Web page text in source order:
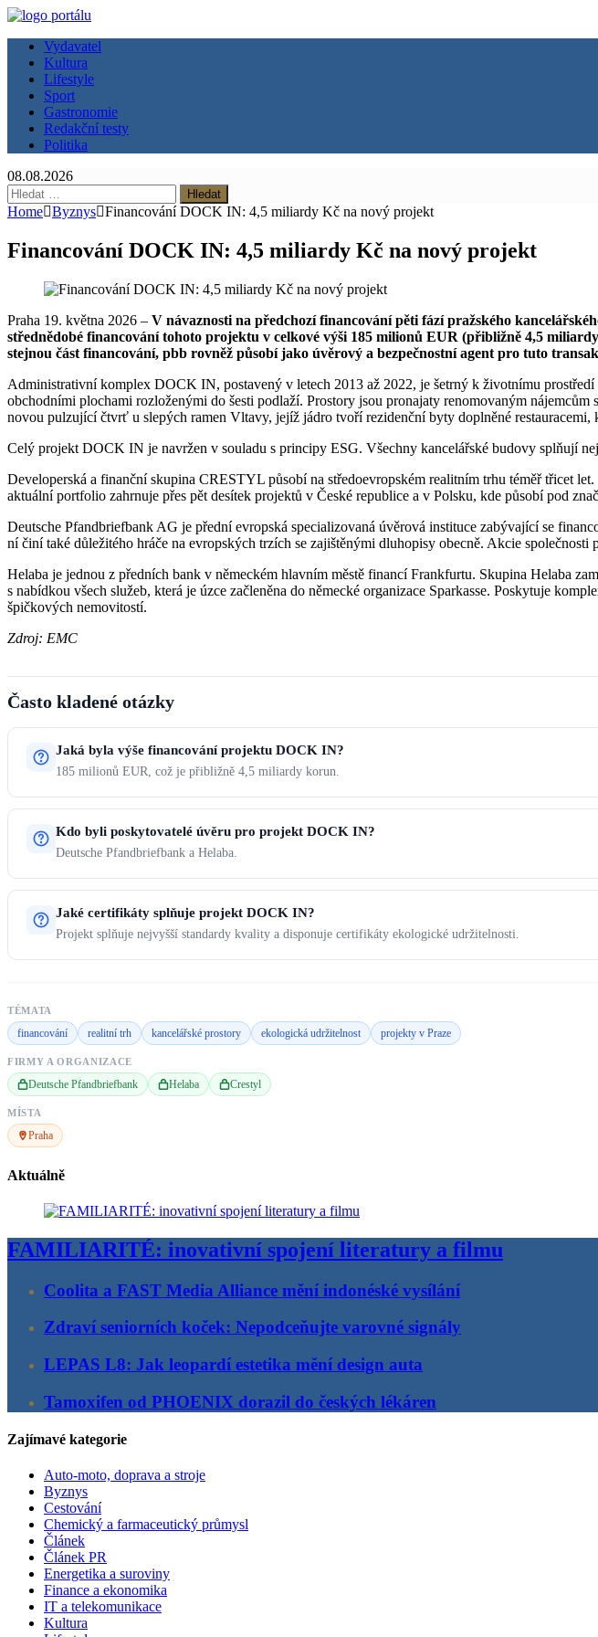
Vydavatel
Kultura
Lifestyle
Sport
Gastronomie
Redakční testy
Politika
08.08.2026
Vyhledávání
Home Byznys Financování DOCK IN: 4,5 miliardy Kč na nový projekt
Financování DOCK IN: 4,5 miliardy Kč na nový projekt
Praha 19. května 2026 – V návaznosti na předchozí financování pěti fází pražského
střednědobé financování tohoto projektu v celkové výši 185 milionů EUR (přibližně 4,5
stejnou část financování, pbb rovněž působí jako úvěrový a bezpečnostní agent pro tuto
Administrativní komplex DOCK IN, postavený v letech 2013 až 2022, je šetrný k životnímu
obchodními plochami rozloženými do šesti podlaží. Prostory jsou pronajaty renomovaným
novou pulzující čtvrť u slepých ramen Vltavy, jejíž jádro tvoří rezidenční byty doplněné restauracemi,
Celý projekt DOCK IN je navržen v souladu s principy ESG. Všechny kancelářské budovy splňují
Developerská a finanční skupina CRESTYL působí na středoevropském realitním trhu téměř třicet
aktuální portfolio zahrnuje přes pět desítek projektů v České republice a v Polsku, kde působí pod
Deutsche Pfandbriefbank AG je přední evropská specializovaná úvěrová instituce zabývající se
ní činí také důležitého hráče na evropských trzích se zajištěnými dluhopisy obecně. Akcie společnosti
Helaba je jednou z předních bank v německém hlavním městě financí Frankfurtu. Skupina Helaba
s nabídkou všech služeb, která je úzce začleněna do německé organizace Sparkasse. Poskytuje
špičkových nemovitostí.
Zdroj: EMC
Často kladené otázky
Jaká byla výše financování projektu DOCK IN?
185 milionů EUR, což je přibližně 4,5 miliardy korun.
Kdo byli poskytovatelé úvěru pro projekt DOCK IN?
Deutsche Pfandbriefbank a Helaba.
Jaké certifikáty splňuje projekt DOCK IN?
Projekt splňuje nejvyšší standardy kvality a disponuje certifikáty ekologické udržitelnosti.
TÉMATA
financování realitní trh kancelářské prostory ekologická udržitelnost projekty v Praze
FIRMY A ORGANIZACE
Deutsche Pfandbriefbank Helaba Crestyl
MÍSTA
Praha
Aktuálně
FAMILIARITÉ: inovativní spojení literatury a filmu
Coolita a FAST Media Alliance mění indonéské vysílání
Zdraví seniorních koček: Nepodceňujte varovné signály
LEPAS L8: Jak leopardí estetika mění design auta
Tamoxifen od PHOENIX dorazil do českých lékáren
Zajímavé kategorie
Auto-moto, doprava a stroje
Byznys
Cestování
Chemický a farmaceutický průmysl
Článek
Článek PR
Energetika a suroviny
Finance a ekonomika
IT a telekomunikace
Kultura